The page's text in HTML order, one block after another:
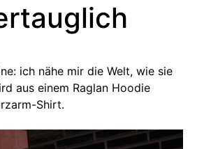
ich nähe mir die Welt, wie sie
aus einem Raglan Hoodie
Shirt.